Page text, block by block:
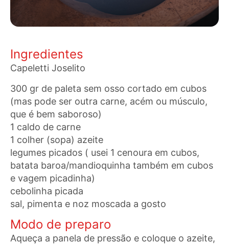
Ingredientes
Capeletti Joselito
300 gr de paleta sem osso cortado em cubos
(mas pode ser outra carne, acém ou músculo,
que é bem saboroso)
1 caldo de carne
1 colher (sopa) azeite
legumes picados ( usei 1 cenoura em cubos,
batata baroa/mandioquinha também em cubos
e vagem picadinha)
cebolinha picada
sal, pimenta e noz moscada a gosto
Modo de preparo
Aqueça a panela de pressão e coloque o azeite,